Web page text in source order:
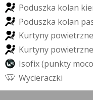
Poduszka kolan kie
Poduszka kolan pa
Kurtyny powietrzne
Kurtyny powietrzne
Isofix(punkty moco
Wycieraczki